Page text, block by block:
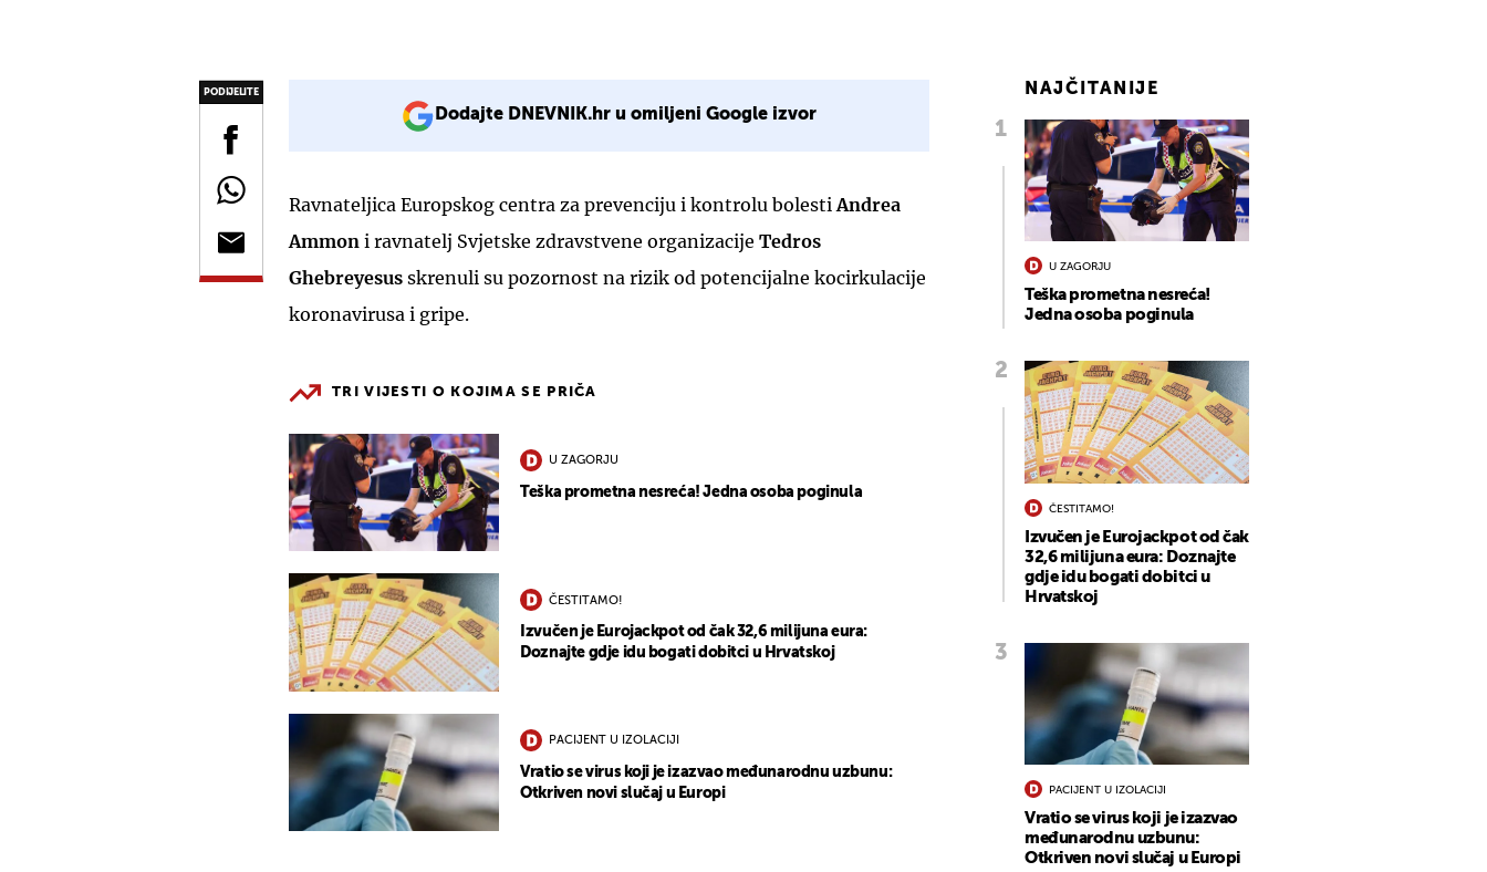
PODIJELITE
Dodajte DNEVNIK.hr u omiljeni Google izvor
Ravnateljica Europskog centra za prevenciju i kontrolu bolesti Andrea
Ammon i ravnatelj Svjetske zdravstvene organizacije Tedros
Ghebreyesus skrenuli su pozornost na rizik od potencijalne kocirkulacije
koronavirusa i gripe.
TRI VIJESTI O KOJIMA SE PRIČA
U ZAGORJU
Teška prometna nesreća! Jedna osoba poginula
ČESTITAMO!
Izvučen je Eurojackpot od čak 32,6 milijuna eura:
Doznajte gdje idu bogati dobitci u Hrvatskoj
PACIJENT U IZOLACIJI
Vratio se virus koji je izazvao međunarodnu uzbunu:
Otkriven novi slučaj u Europi
NAJČITANIJE
U ZAGORJU
Teška prometna nesreća!
Jedna osoba poginula
ČESTITAMO!
Izvučen je Eurojackpot od čak
32,6 milijuna eura: Doznajte
gdje idu bogati dobitci u
Hrvatskoj
PACIJENT U IZOLACIJI
Vratio se virus koji je izazvao
međunarodnu uzbunu:
Otkriven novi slučaj u Europi